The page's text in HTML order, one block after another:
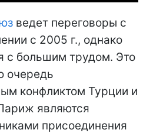
ведет переговоры с
с 2005 г., однако
с большим трудом. Это
очередь
конфликтом Турции и
являются
присоединения